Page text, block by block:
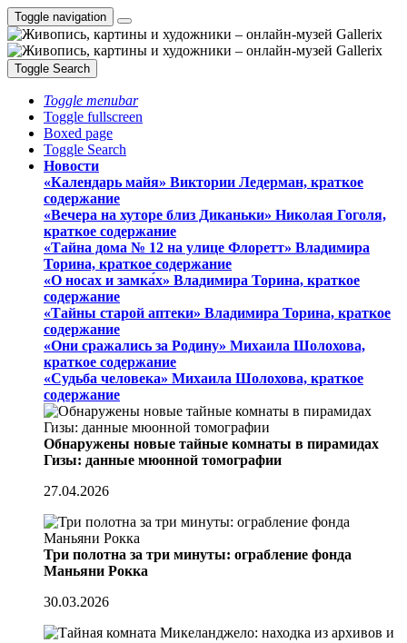
Toggle navigation
Toggle Search
Toggle menubar
Toggle fullscreen
Boxed page
Toggle Search
Новости
«Календарь майя» Виктории Ледерман, краткое
содержание
«Вечера на хуторе близ Диканьки» Николая Гоголя,
краткое содержание
«Тайна дома № 12 на улице Флоретт» Владимира
Торина, краткое содержание
«О носах и замка́х» Владимира Торина, краткое
содержание
«Тайны старой аптеки» Владимира Торина, краткое
содержание
«Они сражались за Родину» Михаила Шолохова,
краткое содержание
«Судьба человека» Михаила Шолохова, краткое
содержание
Обнаружены новые тайные комнаты в пирамидах
Гизы: данные мюонной томографии
27.04.2026
Три полотна за три минуты: ограбление фонда
Маньяни Рокка
30.03.2026